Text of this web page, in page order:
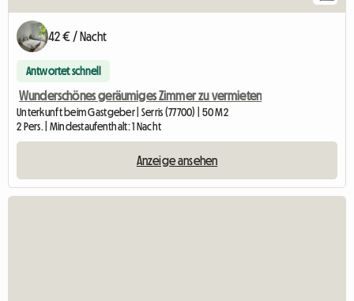
42 € / Nacht
Antwortet schnell
Wunderschönes geräumiges Zimmer zu vermieten
Unterkunft beim Gastgeber | Serris (77700) | 50 M2
2 Pers. | Mindestaufenthalt: 1 Nacht
Anzeige ansehen